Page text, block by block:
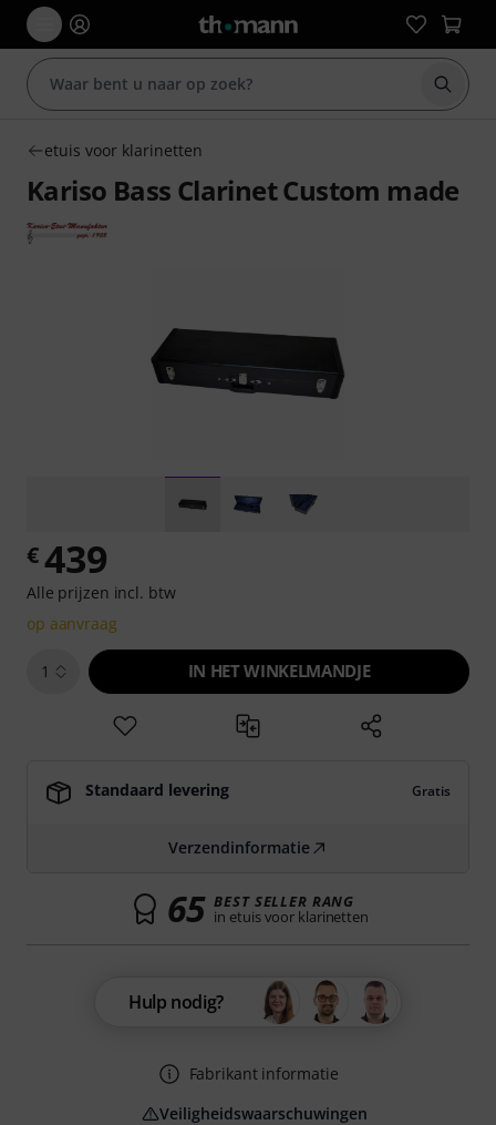
Zoek
etuis voor klarinetten
Kariso Bass Clarinet Custom made
€439
Alle prijzen incl. btw
op aanvraag
1 IN HET WINKELMANDJE
Standaard levering Gratis
Verzendinformatie
65 BEST SELLER RANG
in etuis voor klarinetten
Hulp nodig?
Fabrikant informatie
Veiligheidswaarschuwingen